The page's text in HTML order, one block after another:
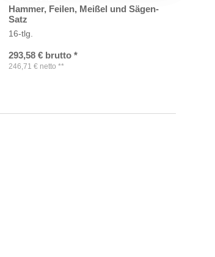
Hammer, Feilen, Meißel und Sägen-
Satz
16-tlg.
293,58 € brutto *
246,71 € netto **